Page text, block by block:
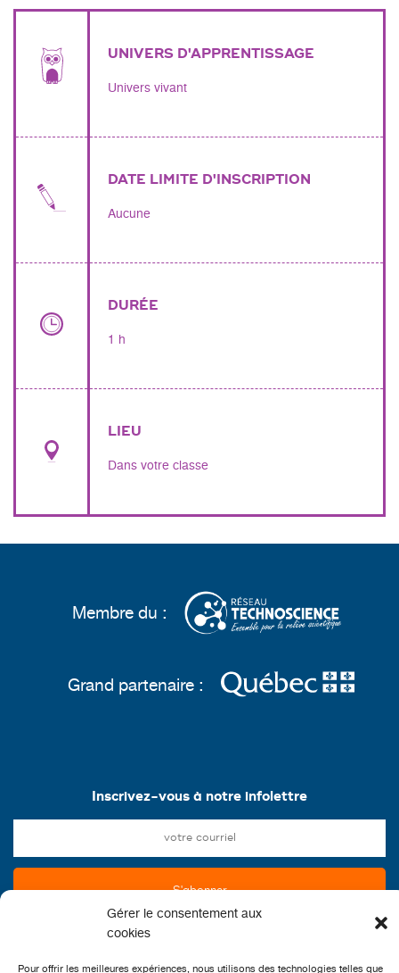
Gérer le consentement aux
cookies
Pour offrir les meilleures expériences, nous utilisons des technologies telles que
UNIVERS D'APPRENTISSAGE
Univers vivant
DATE LIMITE D'INSCRIPTION
Aucune
DURÉE
1 h
LIEU
Dans votre classe
Membre du :
Grand partenaire :
Inscrivez-vous à notre infolettre